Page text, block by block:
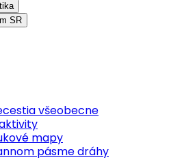
SR
všeobecne
mapy
pásme dráhy